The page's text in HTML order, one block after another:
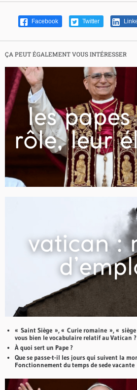
Facebook Twitter
ÇA PEUT ÉGALEMENT VOUS INTÉRESSER
« Saint Siège », « Curie romaine », «
vous bien le vocabulaire relatif au Vatican ?
À quoi sert un Pape ?
Que se passe-t-il les jours qui suivent la
Fonctionnement du temps de sede vacante